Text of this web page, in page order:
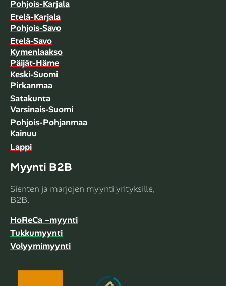
Pohjois-Karjala
Etelä-Karjala
Pohjois-Savo
Etelä-Savo
Kymenlaakso
Päijät-Häme
Keski-Suomi
Pirkanmaa
Satakunta
Varsinais-Suomi
Pohjois-Pohjanmaa
Kainuu
Lappi
Myynti B2B
Sienten ja marjojen myynti yrityksille,
B2B.
HoReCa –myynti
Tukkumyynti
Volyymimyynti